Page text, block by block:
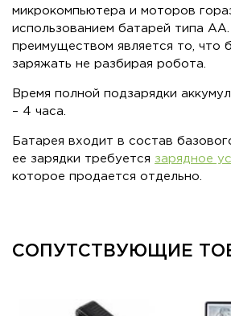
микрокомпьютера и моторов
использованием батарей типа
преимуществом является то, что
заряжать не разбирая робота.
Время полной подзарядки
– 4 часа.
Батарея входит в состав
ее зарядки требуется зарядное
которое продается отдельно.
СОПУТСТВУЮЩИЕ